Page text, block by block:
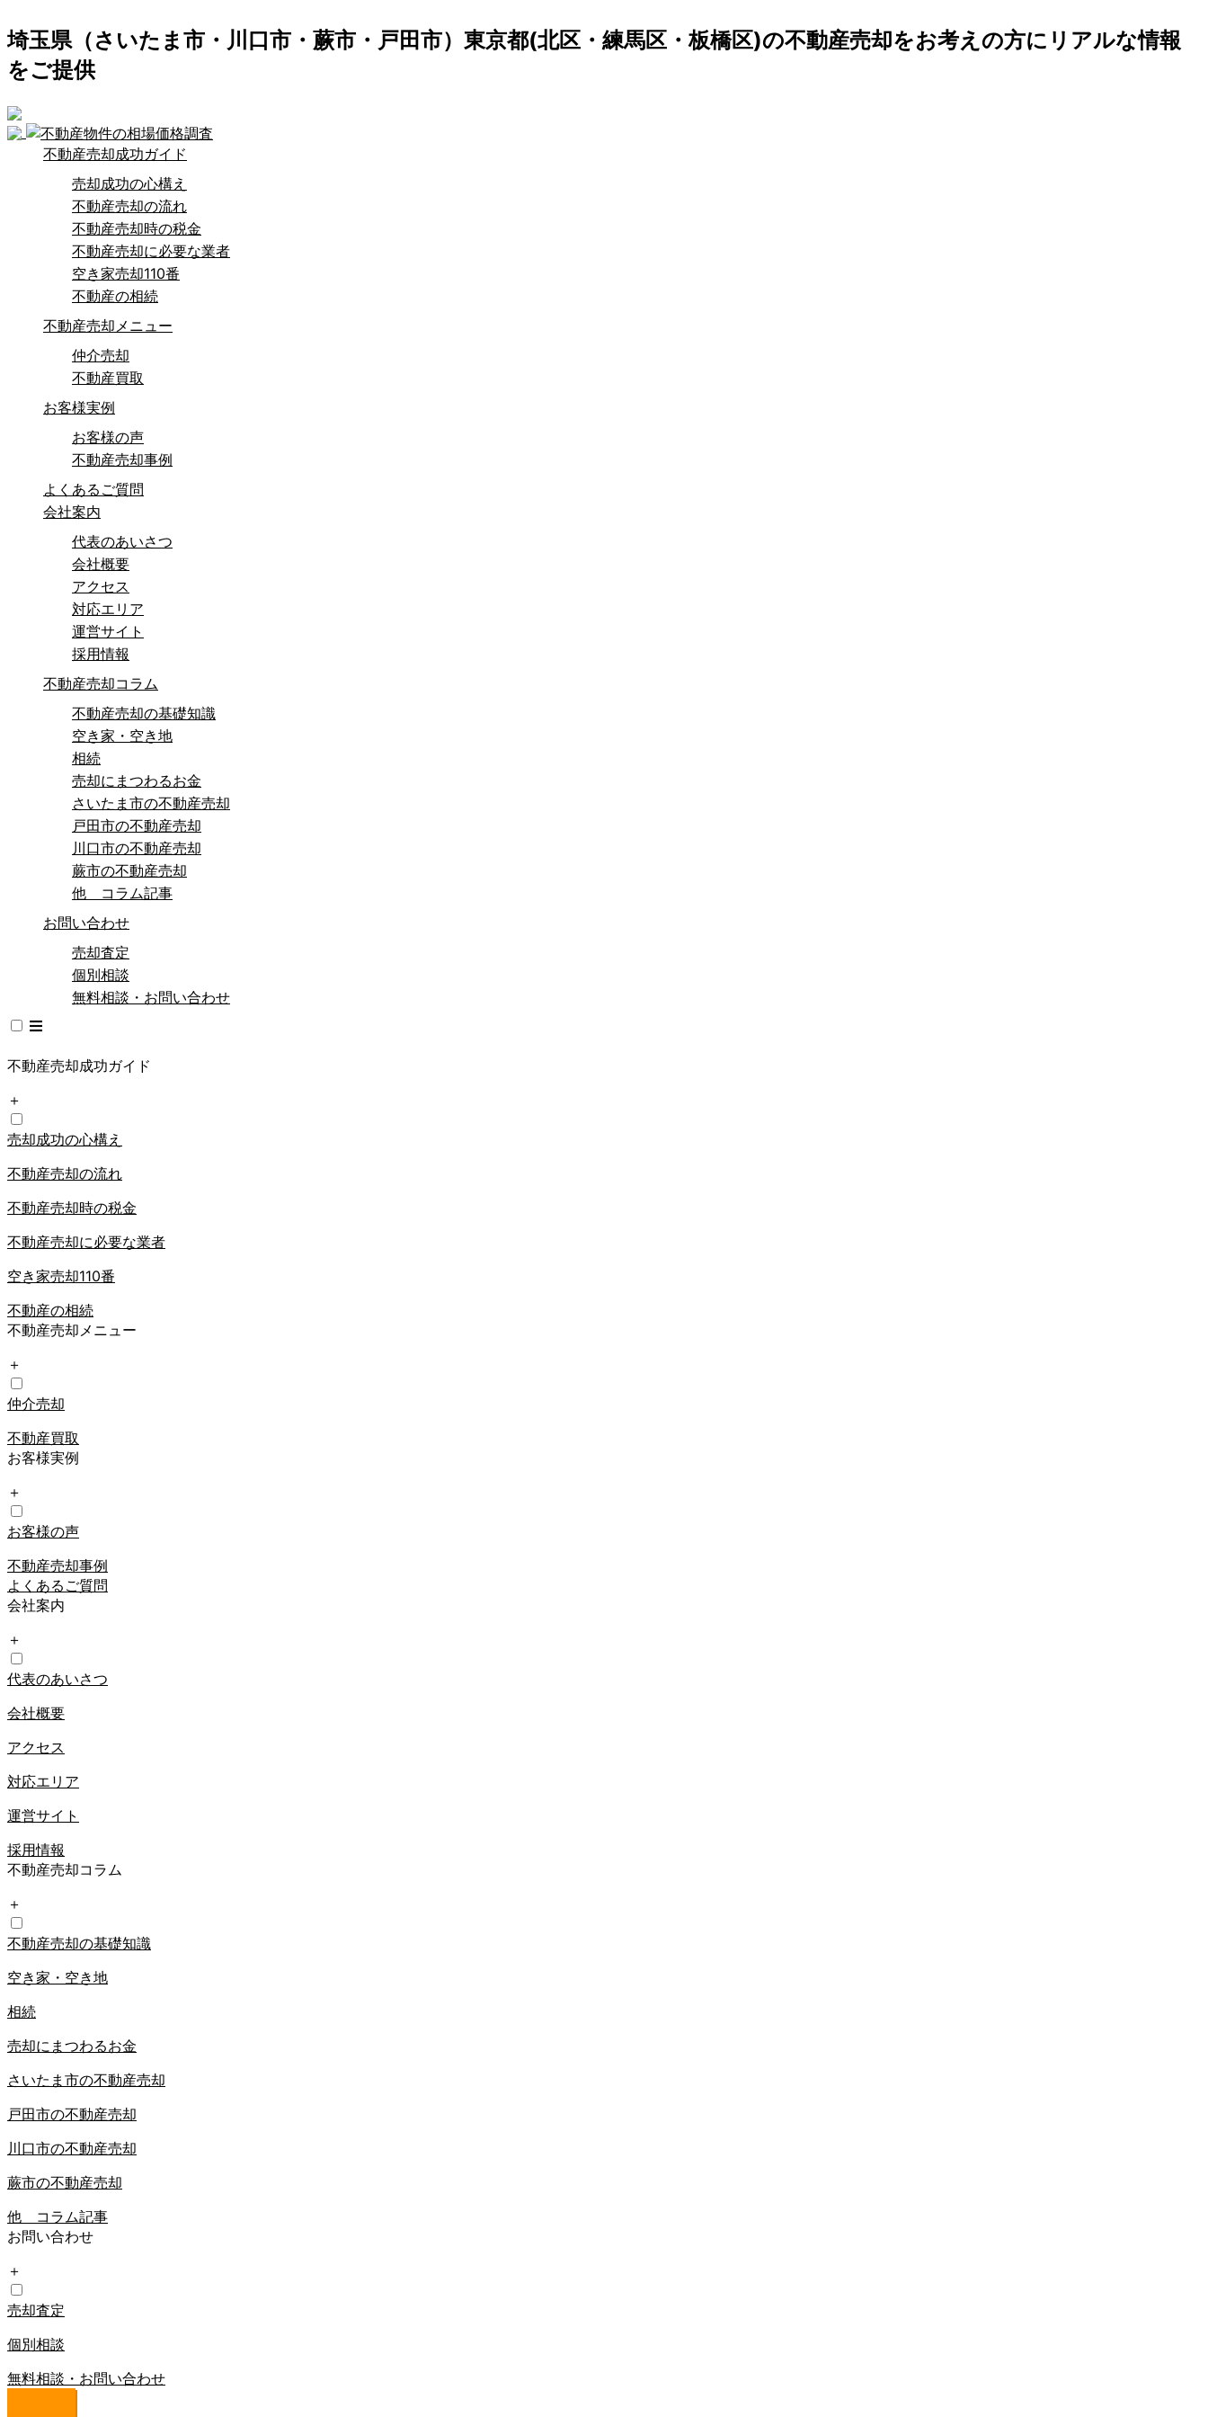
埼玉県（さいたま市・川口市・蕨市・戸田市）東京都(北区・練馬区・板橋区)の不動産売却をお考えの方にリアルな情報
をご提供
不動産売却成功ガイド
売却成功の心構え
不動産売却の流れ
不動産売却時の税金
不動産売却に必要な業者
空き家売却110番
不動産の相続
不動産売却メニュー
仲介売却
不動産買取
お客様実例
お客様の声
不動産売却事例
よくあるご質問
会社案内
代表のあいさつ
会社概要
アクセス
対応エリア
運営サイト
採用情報
不動産売却コラム
不動産売却の基礎知識
空き家・空き地
相続
売却にまつわるお金
さいたま市の不動産売却
戸田市の不動産売却
川口市の不動産売却
蕨市の不動産売却
他 コラム記事
お問い合わせ
売却査定
個別相談
無料相談・お問い合わせ
不動産売却成功ガイド
＋
売却成功の心構え
不動産売却の流れ
不動産売却時の税金
不動産売却に必要な業者
空き家売却110番
不動産の相続
不動産売却メニュー
＋
仲介売却
不動産買取
お客様実例
＋
お客様の声
不動産売却事例
よくあるご質問
会社案内
＋
代表のあいさつ
会社概要
アクセス
対応エリア
運営サイト
採用情報
不動産売却コラム
＋
不動産売却の基礎知識
空き家・空き地
相続
売却にまつわるお金
さいたま市の不動産売却
戸田市の不動産売却
川口市の不動産売却
蕨市の不動産売却
他 コラム記事
お問い合わせ
＋
売却査定
個別相談
無料相談・お問い合わせ